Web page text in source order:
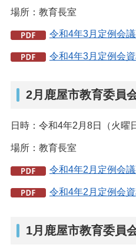
場所：教育長室
令和4年3月定例会
令和4年3月定例会
2月鹿屋市教育委員
日時：令和4年2月8日（火曜
場所：教育長室
令和4年2月定例会
令和4年2月定例会
1月鹿屋市教育委員